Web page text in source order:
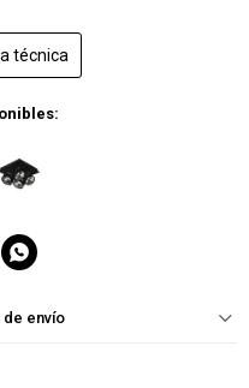
técnica

envío